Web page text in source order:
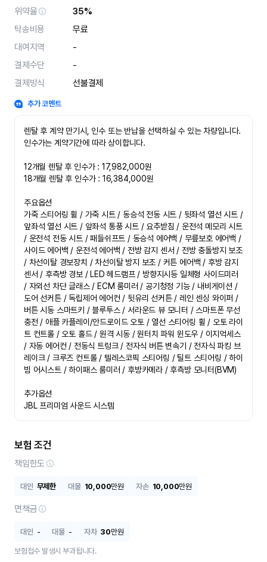
위약율
35%
탁송비용
무료
대여지역
-
결제수단
-
결제방식
선불결제
추가 코멘트
렌탈 후 계약 만기시, 인수 또는 반납을 선택하실 수 있는 차량입니다.
인수가는 계약기간에 따라 상이합니다.
12개월 렌탈 후 인수가 : 17,982,000원
18개월 렌탈 후 인수가 : 16,384,000원
주요옵션
가죽 스티어링 휠 / 가죽 시트 / 동승석 전동 시트 / 뒷좌석 열선 시트 /
앞좌석 열선 시트 / 앞좌석 통풍 시트 / 요추받침 / 운전석 메모리 시트
/ 운전석 전동 시트 / 패들쉬프트 / 동승석 에어백 / 무릎보호 에어백 /
사이드 에어백 / 운전석 에어백 / 전방 감지 센서 / 전방 충돌방지 보조
/ 차선이탈 경보장치 / 차선이탈 방지 보조 / 커튼 에어백 / 후방 감지
센서 / 후측방 경보 / LED 헤드램프 / 방향지시등 일체형 사이드미러
/ 자외선 차단 글래스 / ECM 룸미러 / 공기청정 기능 / 내비게이션 /
도어 선커튼 / 독립제어 에어컨 / 뒷유리 선커튼 / 레인 센싱 와이퍼 /
버튼 시동 스마트키 / 블루투스 / 서라운드 뷰 모니터 / 스마트폰 무선
충전 / 애플 카플레이/안드로이드 오토 / 열선 스티어링 휠 / 오토 라이
트 컨트롤 / 오토 홀드 / 원격 시동 / 원터치 파워 윈도우 / 이지억세스
/ 자동 에어컨 / 전동식 트렁크 / 전자식 버튼 변속기 / 전자식 파킹 브
레이크 / 크루즈 컨트롤 / 텔레스코픽 스티어링 / 틸트 스티어링 / 하이
빔 어시스트 / 하이패스 룸미러 / 후방카메라 / 후측방 모니터(BVM)
추가옵션
JBL 프리미엄 사운드 시스템
보험 조건
책임한도
대인 무제한 대물 10,000만원 자손 10,000만원
면책금
대인 - 대물 - 자차 30만원
보험접수 발생시 부과됩니다.